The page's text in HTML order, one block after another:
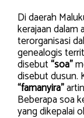
Di daerah
kerajaan dalam
terorganisasi
genealogis
disebut“soa”
disebut dusun.
“famanyira”
Beberapa soa
yang dikepalai